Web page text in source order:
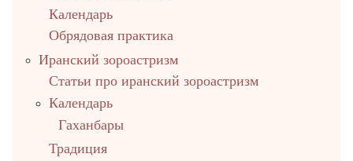
Календарь
Обрядовая практика
Иранский зороастризм
Статьи про иранский зороастризм
Календарь
Гаханбары
Традиция